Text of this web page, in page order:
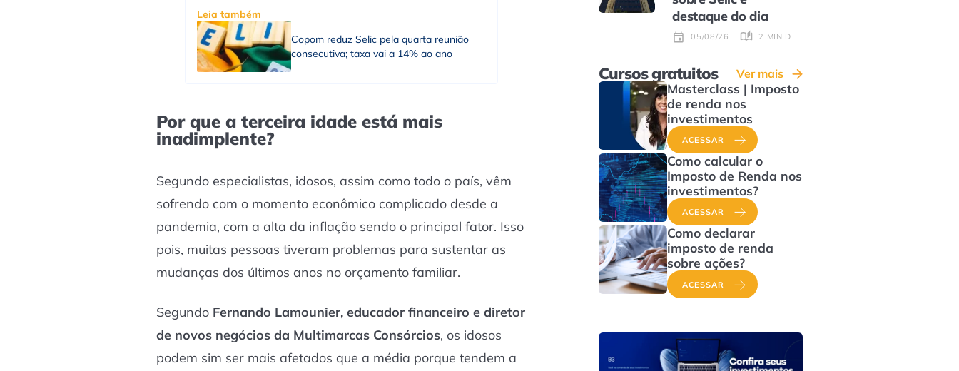
Leia também
Copom reduz Selic pela quarta reunião
consecutiva; taxa vai a 14% ao ano
Por que a terceira idade está mais
inadimplente?
Segundo especialistas, idosos, assim como todo o país, vêm
sofrendo com o momento econômico complicado desde a
pandemia, com a alta da inflação sendo o principal fator. Isso
pois, muitas pessoas tiveram problemas para sustentar as
mudanças dos últimos anos no orçamento familiar.
Segundo Fernando Lamounier, educador financeiro e diretor
de novos negócios da Multimarcas Consórcios, os idosos
podem sim ser mais afetados que a média porque tendem a
destaque do dia
05/08/26 2 MIN DE LEITURA
Cursos gratuitos Ver mais
Masterclass | Imposto
de renda nos
investimentos
ACESSAR
Como calcular o
Imposto de Renda nos
investimentos?
ACESSAR
Como declarar
imposto de renda
sobre ações?
ACESSAR